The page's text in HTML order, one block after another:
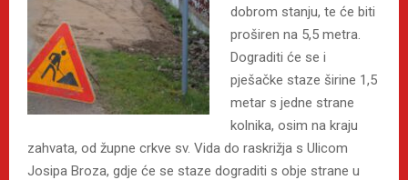
dobrom stanju, te će biti
proširen na 5,5 metra.
Dograditi će se i
pješačke staze širine 1,5
metar s jedne strane
kolnika, osim na kraju
zahvata, od župne crkve sv. Vida do raskrižja s Ulicom
Josipa Broza, gdje će se staze dograditi s obje strane u